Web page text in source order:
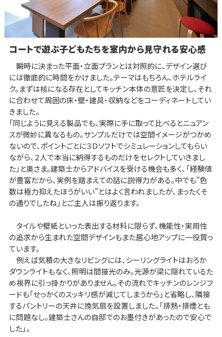
コートで遊ぶ子どもたちを室内から見守れる安心感
瞬時に決まった平面・立面プランとは対照的に、デザイン選び
には徹底的に時間をかけました。テーマはもちろん、ホテルライ
ク。まずは核になる存在としてキッチン本体の意匠を決定し、それ
に合わせて周囲の床・壁・建具・収納などをコーディネートしてい
きました。
「同じように見える製品でも、実際に手に取って比べるとニュアン
スが微妙に異なるもの。サンプルだけでは空間イメージがつかめ
ないので、ポイントごとに３Ｄソフトでシミュレーションしてもらい
ながら、２人で本当に納得するものだけをセレクトしていきまし
た」と奥さま。建築士からアドバイスを受ける機会も多く、「経験値
が豊富だから、実例を踏まえての話に説得力がある。中でも”色
数は極力抑えたほうがいい”とはよく言われましたが、まったくそ
の通りでしたね」とご主人は振り返ります。
タイルや壁紙といった表出する材料に限らず、機能性・実用性
の追求から生まれた空間デザインもまた居心地アップに一役買っ
ています。
例えば気積の大きなリビングには、シーリングライトはおろか
ダウンライトもなく、照明は間接光のみ。光源が梁に隠れているた
め視界に引っ掛かりがありません。その流れでキッチンのレンジフ
ードも「せっかくのスッキリ感が減じてしまうから」と省略し、隣接
するパントリーの天井に換気扇を設置しました。「排熱・排煙とも
に問題なし。建築士さんの自邸でのお墨付きがあったので安心で
した」。